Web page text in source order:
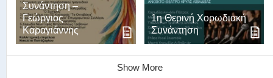
Συνάντηση –
Γεώργιος
Καραγιάννης
1η Θερινή Χορωδιακή
Συνάντηση
Show More